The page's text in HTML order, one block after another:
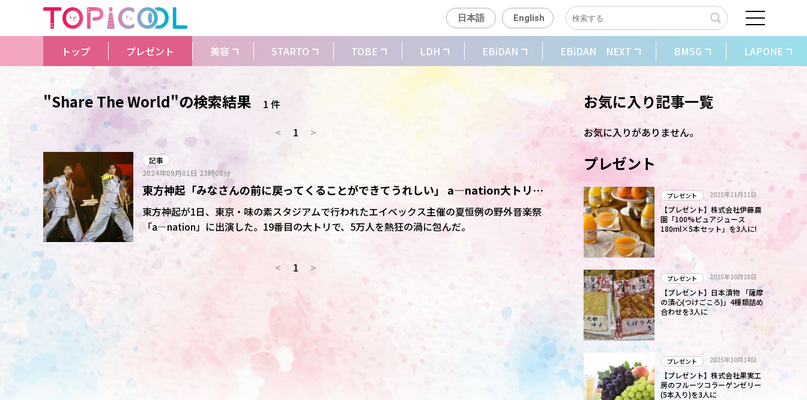
日本語 English
トップ プレゼント 美容 STARTO TOBE LDH EBiDAN EBiDAN NEXT BMSG LAPONE
"Share The World"の検索結果
1 件
<
1 >
記事
2024年09月01日 23時08分
東方神起「みなさんの前に戻ってくることができてうれしい」 a―nation大トリ唱!
有観客で5年ぶりにチャンミン感無量
東方神起が1日、東京・味の素スタジアムで行われたエイベックス主催の夏恒例の野外音楽祭
「a―nation」に出演した。19番目の大トリで、5万人を熱狂の渦に包んだ。
< 1 >
お気に入り記事一覧
お気に入りがありません。
プレゼント
プレゼント 2025年11月11日
【プレゼント】株式会社伊藤農
園「100%ピュアジュース
180ml×5本セット」を3人に!
プレゼント 2025年10月28日
【プレゼント】日本漬物 「薩摩
の漬心(つけごころ)」4種類詰め
合わせを3人に
プレゼント 2025年10月14日
【プレゼント】株式会社果実工
房のフルーツコラーゲンゼリー
(5本入り)を3人に